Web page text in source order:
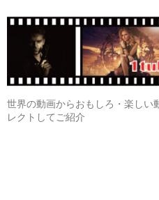
世界の動画からおもしろ・楽しい
レクトしてご紹介